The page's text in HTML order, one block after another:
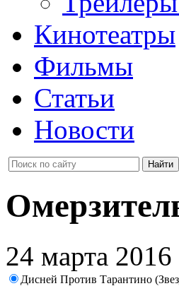
Кинотеатры
Фильмы
Статьи
Новости
24 марта 2016
Дисней Против Тарантино